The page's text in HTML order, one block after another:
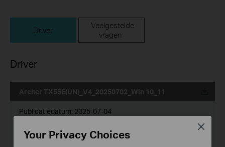
Driver
Veelgestelde
vragen
Driver
Archer TX55E(UN)_V4_20250702_Win 10_11
Publicatiedatum: 2025-07-04
Taal:Meertalig
Your Privacy Choices
Close